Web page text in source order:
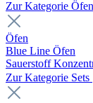
Zur Kategorie
Öfen
Blue Line Öfen
Sauerstoff
Zur Kategorie Sets